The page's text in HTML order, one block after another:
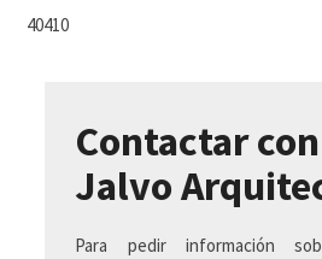
40410
Contactar
Jalvo
Para pedir información